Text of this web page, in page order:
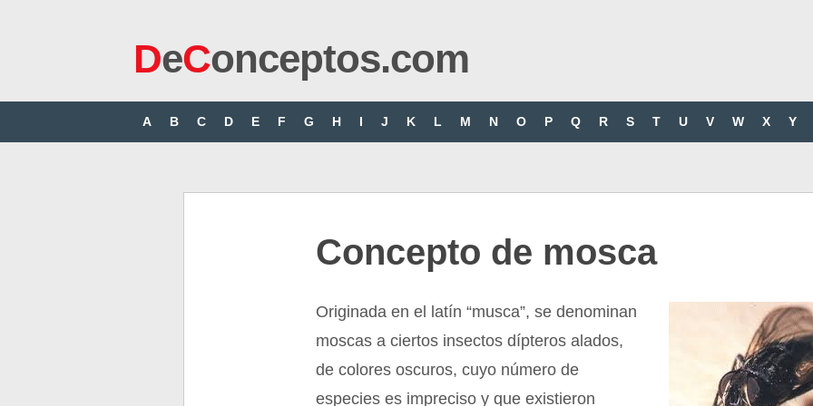
DeConceptos.com
A B C D E F G H I J K L M N O P Q R S T U V W X Y
Concepto de mosca
Originada en el latín “musca”, se denominan
moscas a ciertos insectos dípteros alados,
de colores oscuros, cuyo número de
especies es impreciso y que existieron